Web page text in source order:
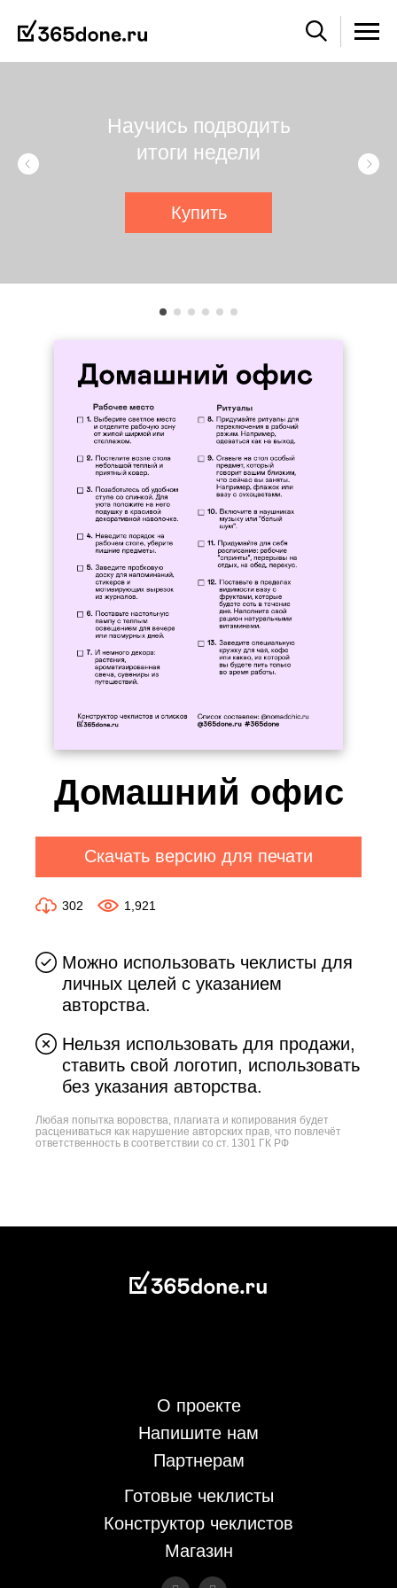
Научись подводить
итоги недели
Купить
Домашний офис
Скачать версию для печати
302 1,921
Можно использовать чеклисты для
личных целей с указанием
авторства.
Нельзя использовать для продажи,
ставить свой логотип, использовать
без указания авторства.
Любая попытка воровства, плагиата и копирования будет
расцениваться как нарушение авторских прав, что повлечёт
ответственность в соответствии со ст. 1301 ГК РФ
О проекте
Напишите нам
Партнерам
Готовые чеклисты
Конструктор чеклистов
Магазин